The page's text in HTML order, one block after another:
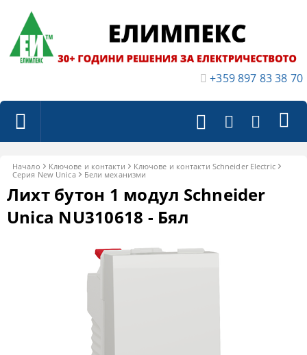
+359 897 83 38 70
Начало Ключове и контакти
Ключове и контакти Schneider Electric
Серия New Unica
Бели механизми
Лихт бутон 1 модул Schneider
Unica NU310618 - Бял